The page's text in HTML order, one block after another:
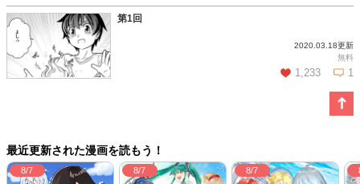
この話を読む コメントを見る
第1回
2020.03.18更新
無料
1,233 1
最近更新された漫画を読もう！
8/7 8/7 8/7